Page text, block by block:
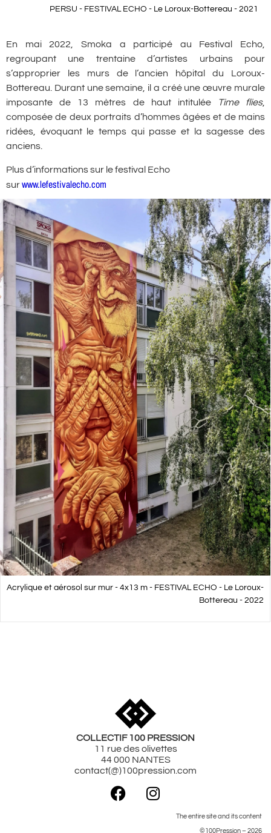
PERSU - FESTIVAL ECHO - Le Loroux-Bottereau - 2021
En mai 2022, Smoka a participé au Festival Echo,
regroupant une trentaine d’artistes urbains pour
s’approprier les murs de l’ancien hôpital du Loroux-
Bottereau. Durant une semaine, il a créé une œuvre murale
imposante de 13 mètres de haut intitulée
Time flies,
composée de deux portraits d’hommes âgées et de mains
ridées, évoquant le temps qui passe et la sagesse des
anciens.
Plus d’informations sur le festival Echo
surwww.lefestivalecho.com
Acrylique et aérosol sur mur - 4x13 m - FESTIVAL ECHO - Le Loroux-
Bottereau - 2022
COLLECTIF 100 PRESSION
11 rue des olivettes
44 000 NANTES
contact(@)100pression.com
The entire site and its content
©100Pression – 2026